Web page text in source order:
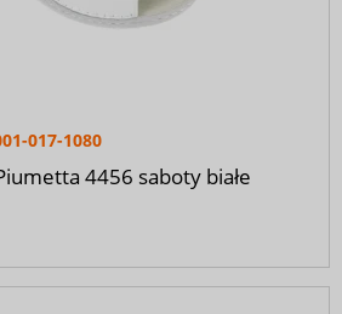
017-1080
4456 saboty białe